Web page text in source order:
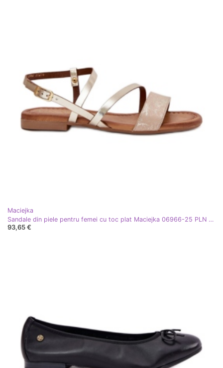
Maciejka
Sandale din piele pentru femei cu toc plat Maciejka 06966-25 PLN de aur
93,65 €